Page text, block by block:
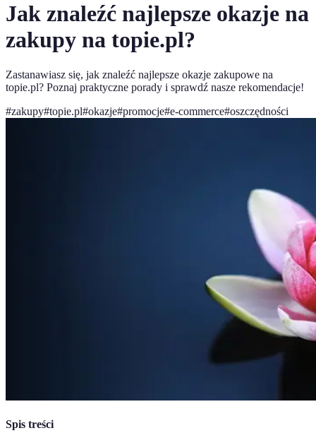
Jak znaleźć najlepsze okazje na
zakupy na topie.pl?
Zastanawiasz się, jak znaleźć najlepsze okazje zakupowe na
topie.pl? Poznaj praktyczne porady i sprawdź nasze rekomendacje!
#zakupy#topie.pl#okazje#promocje#e-commerce#oszczędności
Spis treści